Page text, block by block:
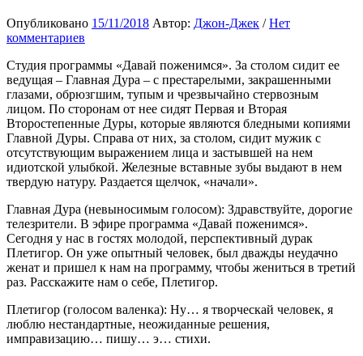
Опубликовано 15/11/2018 Автор: Джон-Джек /Нет
комментариев
Студия программы «Давай поженимся». За столом сидит ее
ведущая – Главная Дура – с престарелыми, закрашенными
глазами, обрюзгшим, тупым и чрезвычайно стервозным
лицом. По сторонам от нее сидят Первая и Вторая
Второстепенные Дуры, которые являются бледными копиями
Главной Дуры. Справа от них, за столом, сидит мужик с
отсутствующим выражением лица и застывшей на нем
идиотской улыбкой. Железные вставные зубы выдают в нем
твердую натуру. Раздается щелчок, «начали».
Главная Дура (невыносимым голосом): Здравствуйте, дорогие
телезрители. В эфире программа «Давай поженимся».
Сегодня у нас в гостях молодой, перспективный дурак
Плетигор. Он уже опытный человек, был дважды неудачно
женат и пришел к нам на программу, чтобы жениться в третий
раз. Расскажите нам о себе, Плетигор.
Плетигор (голосом валенка): Ну… я творческай человек, я
люблю нестандартные, неожиданные решения,
имправизацию… пишу… э… стихи.